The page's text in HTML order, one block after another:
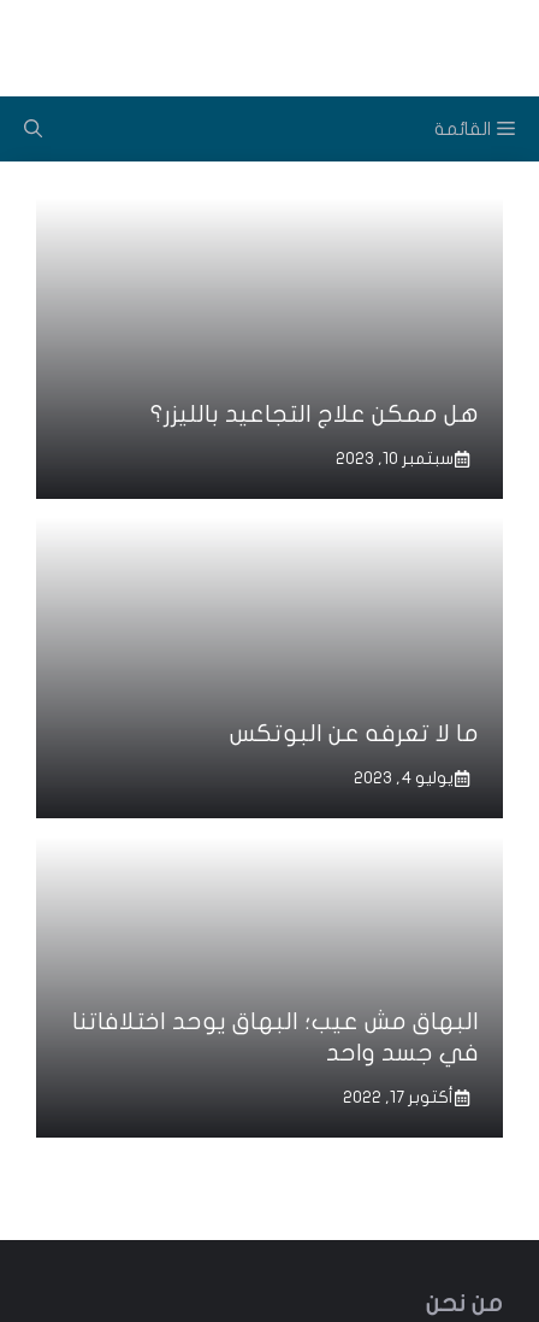
القائمة
هل ممكن علاج التجاعيد بالليزر؟
سبتمبر 10, 2023
ما لا تعرفه عن البوتكس
يوليو 4, 2023
البهاق مش عيب؛ البهاق يوحد اختلافاتنا
في جسد واحد
أكتوبر 17, 2022
من نحن